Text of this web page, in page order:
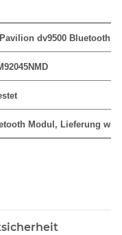
dv9500 Bluetooth
Modul, Lieferung wie